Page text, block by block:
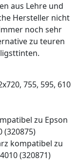
aus Lehre und
Hersteller nicht
noch sehr
zu teuren
755, 595, 610
zu Epson
(320875)
kompatibel zu
(320871)